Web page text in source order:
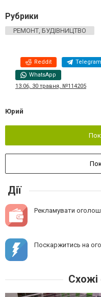
Рубрики
РЕМОНТ, БУДІВНИЦТВО
Reddit Telegram
WhatsApp
13:06, 30 травня, №114205
Юрий
Дії
Рекламувати
Поскаржитись на
Схожі